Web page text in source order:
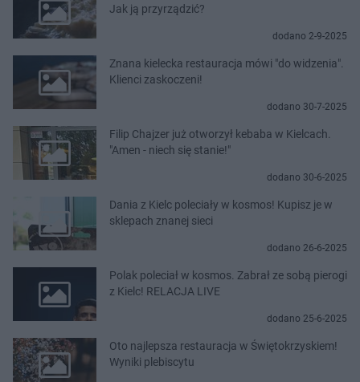
Jak ją przyrządzić?
dodano 2-9-2025
Znana kielecka restauracja mówi "do widzenia".
Klienci zaskoczeni!
dodano 30-7-2025
Filip Chajzer już otworzył kebaba w Kielcach.
"Amen - niech się stanie!"
dodano 30-6-2025
Dania z Kielc poleciały w kosmos! Kupisz je w
sklepach znanej sieci
dodano 26-6-2025
Polak poleciał w kosmos. Zabrał ze sobą pierogi
z Kielc! RELACJA LIVE
dodano 25-6-2025
Oto najlepsza restauracja w Świętokrzyskiem!
Wyniki plebiscytu